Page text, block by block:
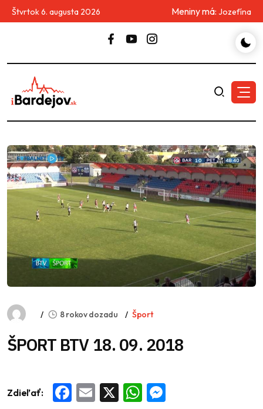
Štvrtok 6. augusta 2026 Meniny má: Jozefína
8 rokov dozadu Šport
ŠPORT BTV 18. 09. 2018
Zdieľať: Facebook
Email WhatsApp